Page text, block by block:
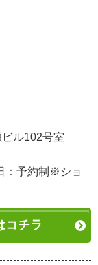
ル102号室
：予約制※ショ
コチラ